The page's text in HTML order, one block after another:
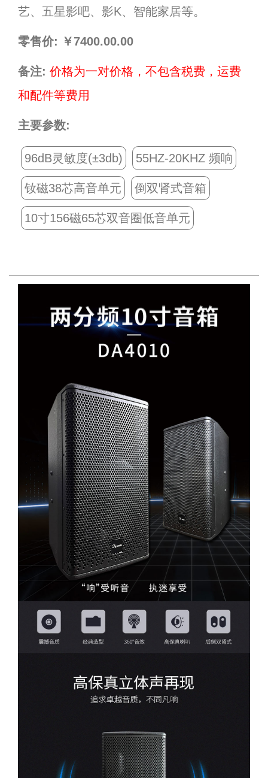
艺、五星影吧、影K、智能家居等。
零售价: ￥7400.00.00
备注: 价格为一对价格，不包含税费，运费
和配件等费用
主要参数:
96dB灵敏度(±3db) 55HZ-20KHZ 频响
钕磁38芯高音单元 倒双肾式音箱
10寸156磁65芯双音圈低音单元